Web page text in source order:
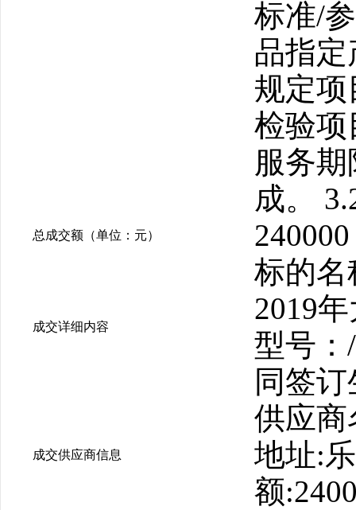
标准/
品指
规定
检验项
服务
成。
总成交额（单位：元） 240000
成交详细内容
标的名
2019
型号：
同签
成交供应商信息
供应商
地址:
额